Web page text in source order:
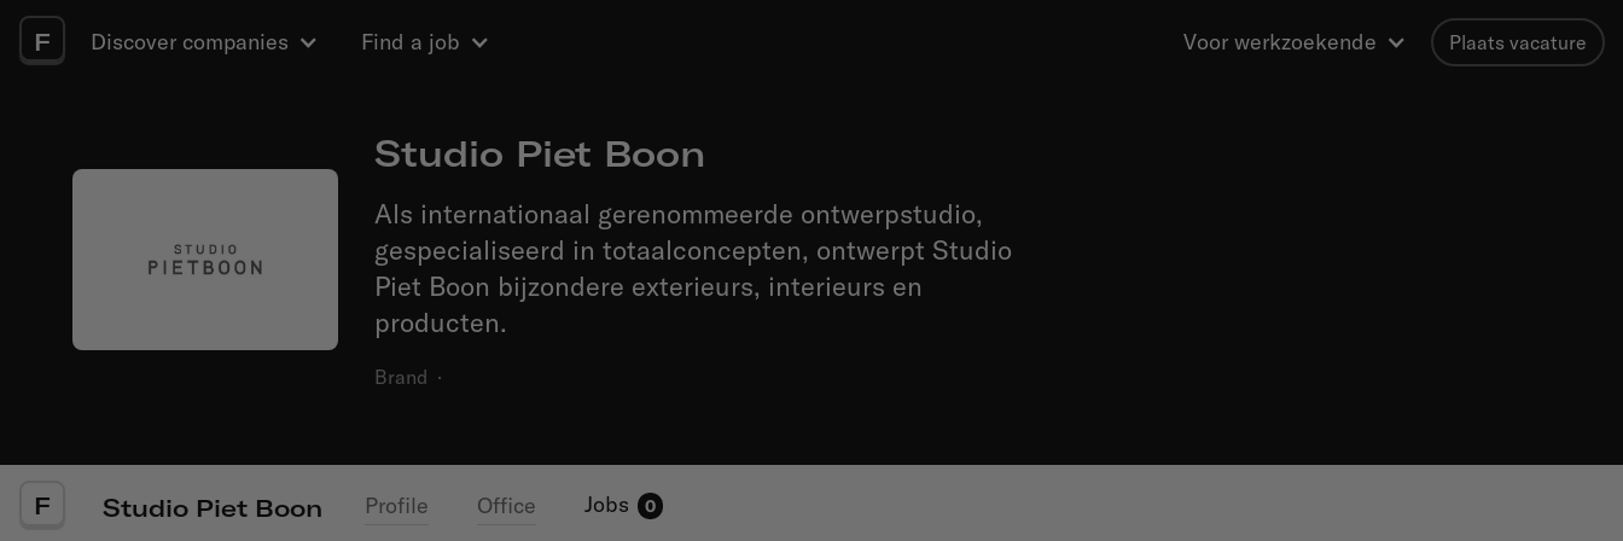
F Discover companies Find a job Voor werkzoekende Plaats vacature
Studio Piet Boon
Als internationaal gerenommeerde ontwerpstudio,
gespecialiseerd in totaalconcepten, ontwerpt Studio
Piet Boon bijzondere exterieurs, interieurs en
producten.
Brand ·
F Studio Piet Boon Profile Office Jobs 0